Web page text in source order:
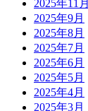
2025年11月
2025年9月
2025年8月
2025年7月
2025年6月
2025年5月
2025年4月
2025年3月